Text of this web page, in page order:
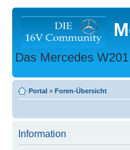
Das Mercedes
Portal » Foren-Übersicht
Information